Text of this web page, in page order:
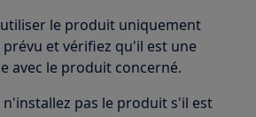
le produit uniquement
et vérifiez qu'il est une
avec le produit concerné.
pas le produit s'il est